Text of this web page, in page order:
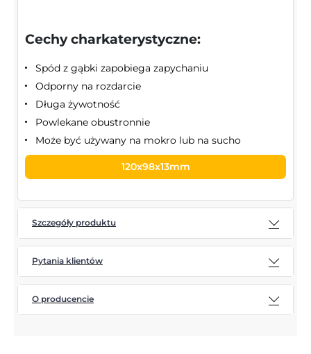
Cechy charkaterystyczne:
Spód z gąbki zapobiega zapychaniu
Odporny na rozdarcie
Długa żywotność
Powlekane obustronnie
Może być używany na mokro lub na sucho
120x98x13mm
Szczegóły produktu
Pytania klientów
O producencie